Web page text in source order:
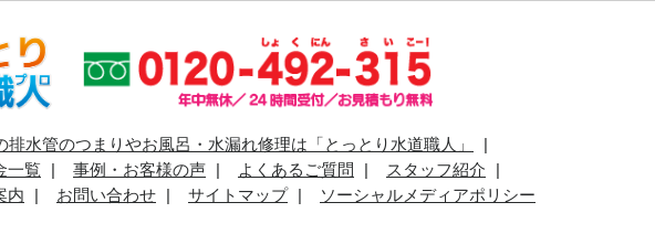
排水管のつまりやお風呂・水漏れ修理は「とっとり水道職人」
一覧 事例・お客様の声 よくあるご質問
スタッフ紹介
内 お問い合わせ サイトマップ ソーシャルメディアポリシー